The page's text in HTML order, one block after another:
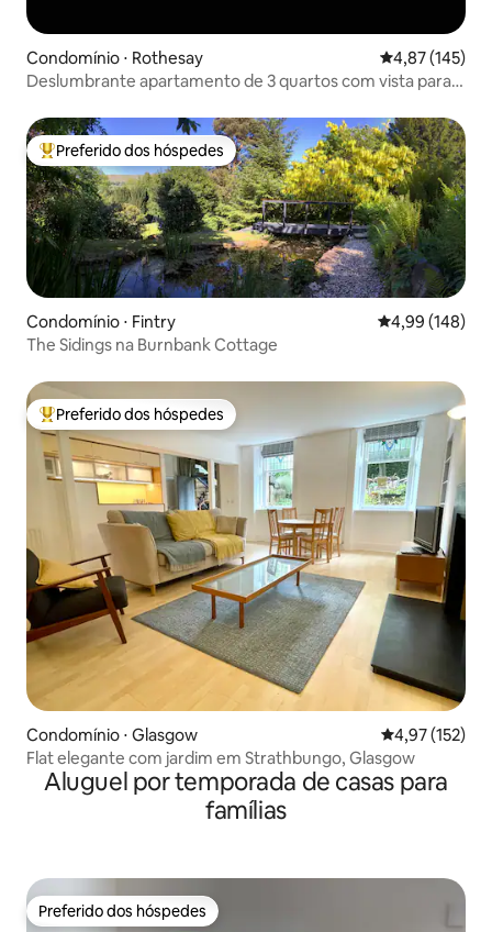
Condomínio ⋅ Rothesay 4,87 de uma
4,87 (145)
Deslumbrante apartamento de 3 quartos com vista para a
Entre os melhores preferidos dos hóspedes
Preferido dos hóspedes
Condomínio ⋅ Fintry 4,99 de uma
4,99 (148)
The Sidings na Burnbank Cottage
Entre os melhores preferidos dos hóspedes
Preferido dos hóspedes
Condomínio ⋅ Glasgow 4,97 de uma
4,97 (152)
Flat elegante com jardim em Strathbungo, Glasgow
Aluguel por temporada de casas para
famílias
Preferido dos hóspedes
Preferido dos hóspedes